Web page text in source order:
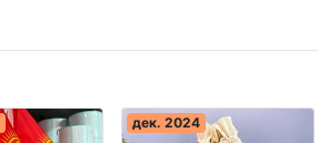
дек. 2024